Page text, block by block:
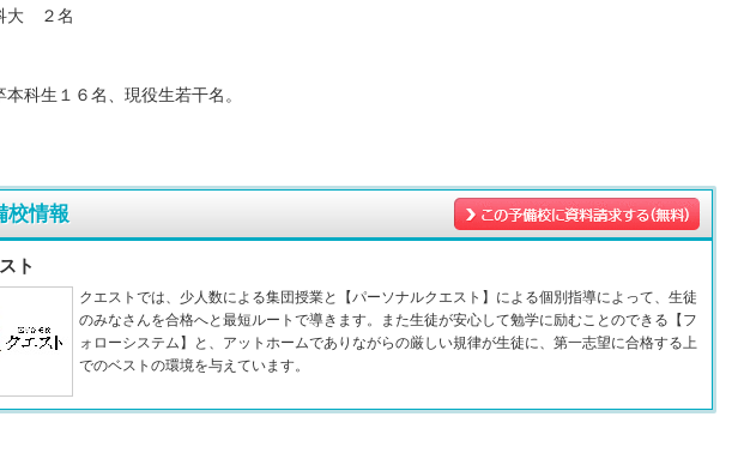
大 ２名
科生１６名、現役生若干名。
校情報
ト
クエストでは、少人数による集団授業と【パーソナルクエスト】による個別指導によって、生徒
のみなさんを合格へと最短ルートで導きます。また生徒が安心して勉学に励むことのできる【フ
ォローシステム】と、アットホームでありながらの厳しい規律が生徒に、第一志望に合格する上
でのベストの環境を与えています。